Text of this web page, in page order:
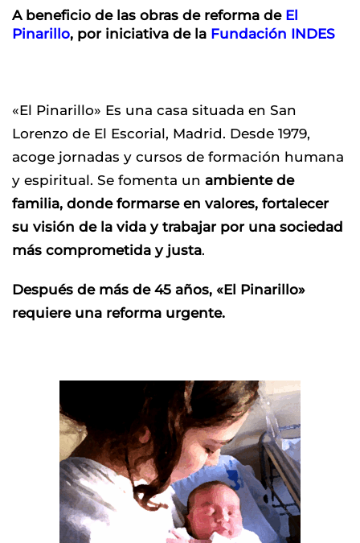
A beneficio de las obras de reforma de El
Pinarillo, por iniciativa de la Fundación INDES
«El Pinarillo» Es una casa situada en San
Lorenzo de El Escorial, Madrid. Desde 1979,
acoge jornadas y cursos de formación humana
y espiritual. Se fomenta un ambiente de
familia, donde formarse en valores, fortalecer
su visión de la vida y trabajar por una sociedad
más comprometida y justa.
Después de más de 45 años, «El Pinarillo»
requiere una reforma urgente.